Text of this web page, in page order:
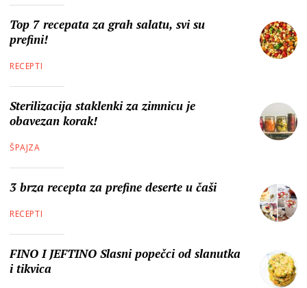
Top 7 recepata za grah salatu, svi su
prefini!
RECEPTI
Sterilizacija staklenki za zimnicu je
obavezan korak!
ŠPAJZA
3 brza recepta za prefine deserte u čaši
RECEPTI
FINO I JEFTINO Slasni popečci od slanutka
i tikvica